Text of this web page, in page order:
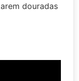
douradas